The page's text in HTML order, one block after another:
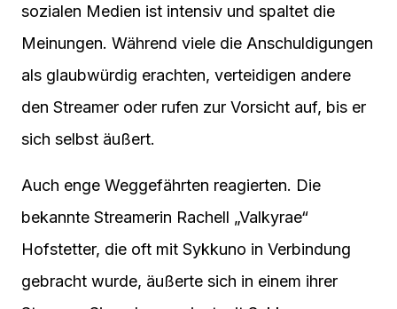
sozialen Medien ist intensiv und spaltet die
Meinungen. Während viele die Anschuldigungen
als glaubwürdig erachten, verteidigen andere
den Streamer oder rufen zur Vorsicht auf, bis er
sich selbst äußert.
Auch enge Weggefährten reagierten. Die
bekannte Streamerin Rachell „Valkyrae“
Hofstetter, die oft mit Sykkuno in Verbindung
gebracht wurde, äußerte sich in einem ihrer